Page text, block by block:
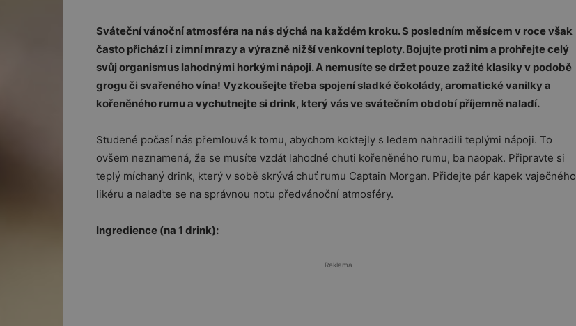
Sváteční vánoční atmosféra na nás dýchá na každém kroku. S posledním měsícem v roce však
často přichází i zimní mrazy a výrazně nižší venkovní teploty. Bojujte proti nim a prohřejte celý
svůj organismus lahodnými horkými nápoji. A nemusíte se držet pouze zažité klasiky v podobě
grogu či svařeného vína! Vyzkoušejte třeba spojení sladké čokolády, aromatické vanilky a
kořeněného rumu a vychutnejte si drink, který vás ve svátečním období příjemně naladí.
Studené počasí nás přemlouvá k tomu, abychom koktejly s ledem nahradili teplými nápoji. To
ovšem neznamená, že se musíte vzdát lahodné chuti kořeněného rumu, ba naopak. Připravte si
teplý míchaný drink, který v sobě skrývá chuť rumu Captain Morgan. Přidejte pár kapek vaječného
likéru a nalaďte se na správnou notu předvánoční atmosféry.
Ingredience (na 1 drink):
Reklama